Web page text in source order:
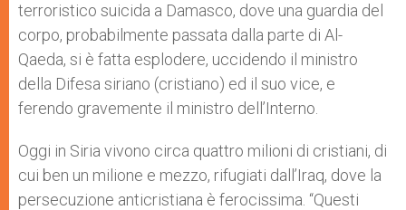
terroristico suicida a Damasco, dove una guardia del
corpo, probabilmente passata dalla parte di Al-
Qaeda, si è fatta esplodere, uccidendo il ministro
della Difesa siriano (cristiano) ed il suo vice, e
ferendo gravemente il ministro dell’Interno.
Oggi in Siria vivono circa quattro milioni di cristiani, di
cui ben un milione e mezzo, rifugiati dall’Iraq, dove la
persecuzione anticristiana è ferocissima. “Questi